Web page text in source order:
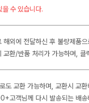
수 있습니다.
외에 전달하신 후 불량제품으
환/반품 처리가 가능하며,
도 교환 가능하며, 교환시 교
고객님께 다시 발송되는 배